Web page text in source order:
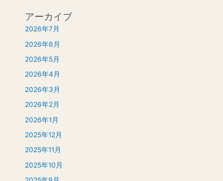
アーカイブ
2026年7月
2026年6月
2026年5月
2026年4月
2026年3月
2026年2月
2026年1月
2025年12月
2025年11月
2025年10月